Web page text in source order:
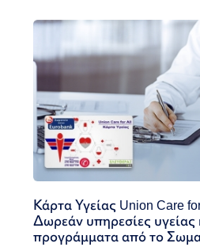
Κάρτα Υγείας Union Care
Δωρεάν υπηρεσίες υγείας
προγράμματα από το